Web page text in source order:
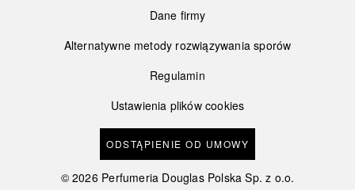
Dane firmy
Alternatywne metody rozwiązywania sporów
Regulamin
Ustawienia plików cookies
ODSTĄPIENIE OD UMOWY
©2026 Perfumeria Douglas Polska Sp. z o.o.